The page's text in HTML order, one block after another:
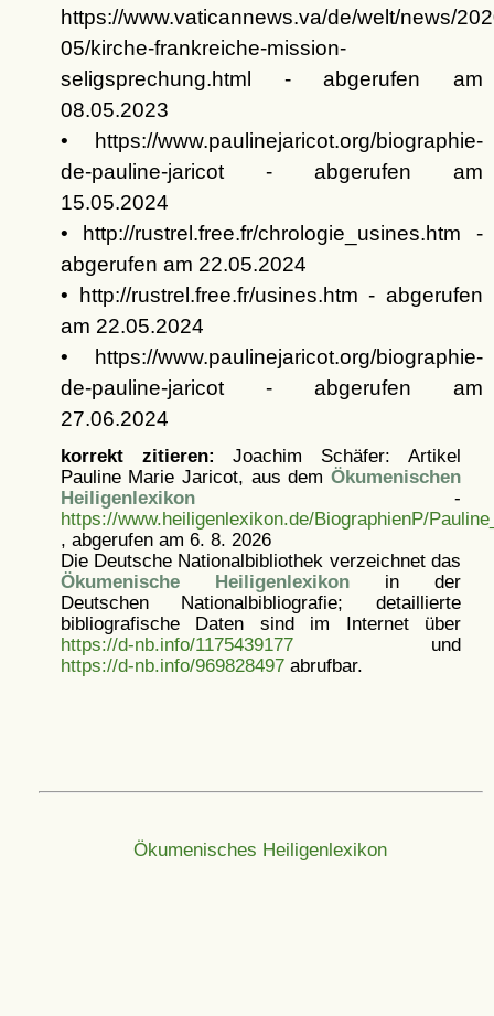
https://www.vaticannews.va/de/welt/news/
05/kirche-frankreiche-mission-
seligsprechung.html - abgerufen am
08.05.2023
• https://www.paulinejaricot.org/biographie-
de-pauline-jaricot - abgerufen am
15.05.2024
• http://rustrel.free.fr/chrologie_usines.htm -
abgerufen am 22.05.2024
• http://rustrel.free.fr/usines.htm - abgerufen
am 22.05.2024
• https://www.paulinejaricot.org/biographie-
de-pauline-jaricot - abgerufen am
27.06.2024
korrekt zitieren: Joachim Schäfer: Artikel
Pauline Marie Jaricot, aus dem Ökumenischen
Heiligenlexikon-
https://www.heiligenlexikon.de/BiographienP/
, abgerufen am 6. 8. 2026
Die Deutsche Nationalbibliothek verzeichnet das
Ökumenische Heiligenlexikonin der
Deutschen Nationalbibliografie; detaillierte
bibliografische Daten sind im Internet über
https://d-nb.info/1175439177und
https://d-nb.info/969828497abrufbar.
Ökumenisches Heiligenlexikon